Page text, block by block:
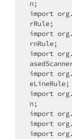
n;
import
rRule;
import
rnRule;
import
import
eLineRule;
import
n;
import
import
import